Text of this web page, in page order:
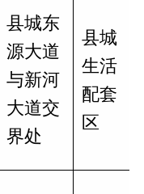
县城东
源大道
与新河
大道交
界处
县城
生活
配套
区